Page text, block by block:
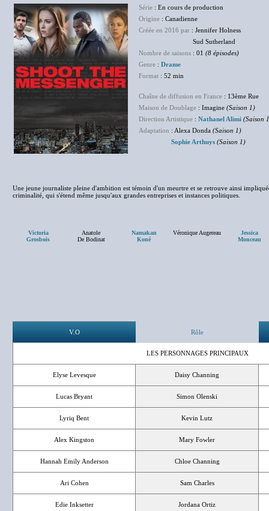
Série : En cours de production
Origine : Canadienne
Créée en 2016 par : Jennifer Holness
Sud Sutherland
Nombre de saisons : 01 (8 épisodes)
Genre : Drame
Format : 52 min
Chaîne de diffusion en France : 13ème Rue
Maison de Doublage : Imagine (Saison 1)
Direction Artistique : Nathanel Alimi (Saison
Adaptation : Alexa Donda (Saison 1)
Sophie Arthuys (Saison 1)
Une jeune journaliste pleine d'ambition est témoin d'un meurtre et se retrouve ainsi
criminalité, qui s'étend même jusqu'aux grandes entreprises et instances politiques.
Victoria
Grosbois
Anatole
De Bodinat
Namakan
Koné
Véronique Augereau
Jessica
Monceau
V.O Rôle
LES PERSONNAGES PRINCIPAUX
Elyse Levesque Daisy Channing
Lucas Bryant Simon Olenski
Lyriq Bent Kevin Lutz
Alex Kingston Mary Fowler
Hannah Emily Anderson Chloe Channing
Ari Cohen Sam Charles
Edie Inksetter Jordana Ortiz